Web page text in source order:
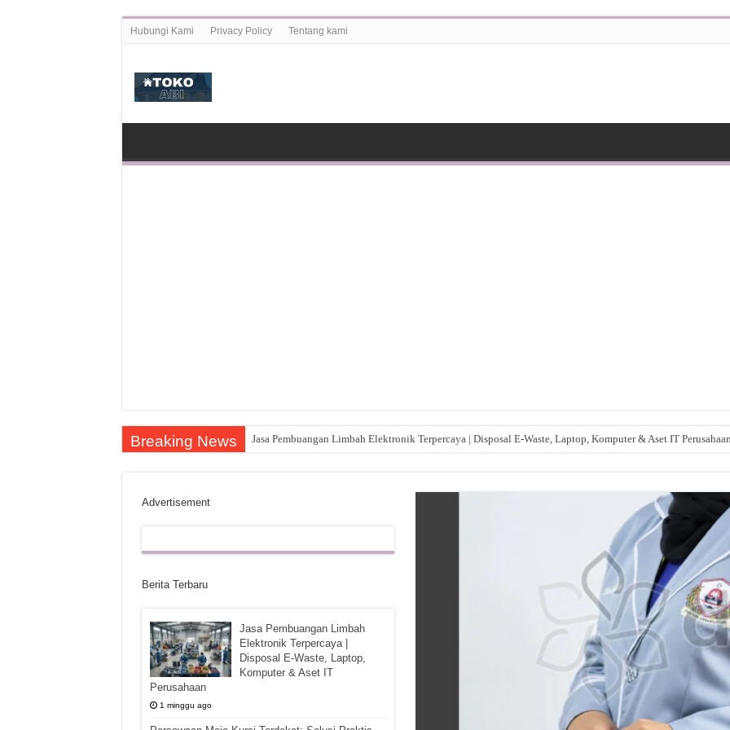
Hubungi Kami Privacy Policy Tentang kami
Breaking News Jasa Pembuangan Limbah Elektronik Terpercaya | Disposal E-Waste, Laptop, Komputer & Aset IT
Advertisement
Berita Terbaru
Jasa Pembuangan Limbah
Elektronik Terpercaya |
Disposal E-Waste, Laptop,
Komputer & Aset IT
Perusahaan
1 minggu ago